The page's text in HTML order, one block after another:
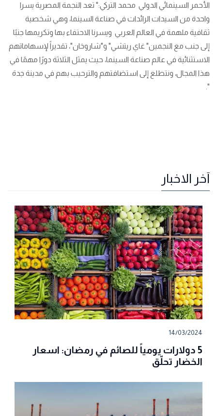
الأحمر السينمائي الدولي محمد التركي:" تعد النجمة المصرية يسرا
واحدة من السيدات الرائدات في صناعة السينما، وهي شخصية
ثقافية ملهمة في العالم العربي ويسرنا الاحتفاء بها وتكريمها جنبًا
إلى جنب مع النجمين" غاي ريتشي" و"شاروخان"، تقديراً لإسهاماتهم
الاستثنائية في عالم صناعة السينما، حيث يمثل الثلاثة دورًا مهمًا في
هذا المجال، ونتطلع إلى استضافتهم والترحيب بهم في مدينة جدة
".
آخر الاخبار
14/03/2024
5 دولارات يومياً للصائم في رمضان: اسعار
الخضار تحلّق